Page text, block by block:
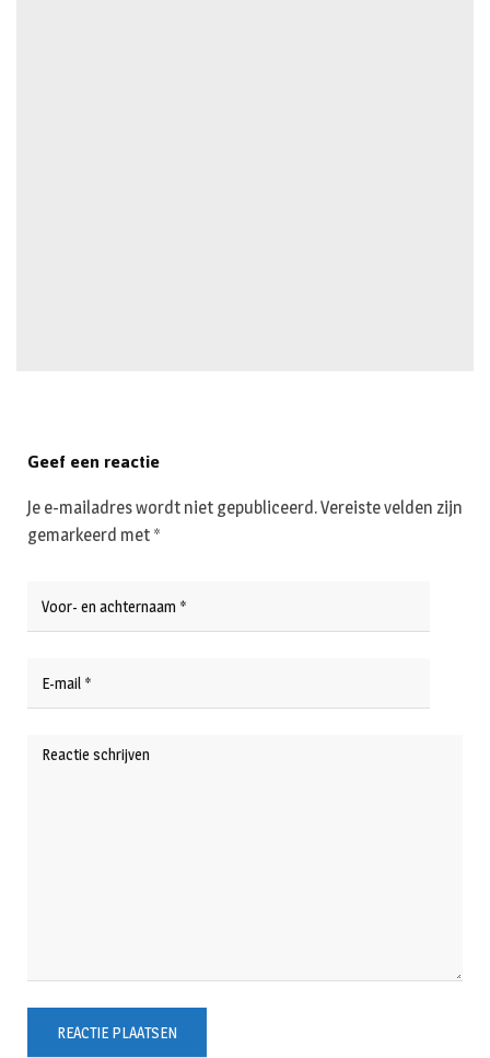
Geef een reactie
Je e-mailadres wordt niet gepubliceerd.Vereiste velden zijn
gemarkeerd met *